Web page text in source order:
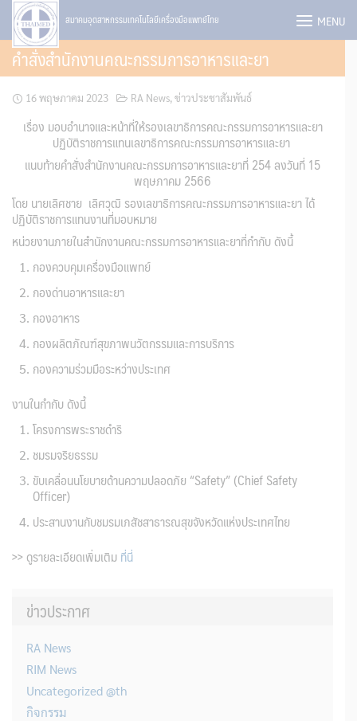
Skip
content
สมาคมอุตสาหกรรมเทคโนโลยีเครื่องมือแพทย์ไทย MENU
คำสั่งสำนักงานคณะกรรมการอาหารและยา
16 พฤษภาคม 2023 RA News, ข่าวประชาสัมพันธ์
เรื่อง มอบอำนาจและหน้าที่ให้รองเลขาธิการคณะกรรมการอาหารและยา
ปฏิบัติราชการแทนเลขาธิการคณะกรรมการอาหารและยา
แนบท้ายคำสั่งสำนักงานคณะกรรมการอาหารและยาที่ 254 ลงวันที่ 15
พฤษภาคม 2566
โดย นายเลิศชาย เลิศวุฒิ รองเลขาธิการคณะกรรมการอาหารและยา ได้
ปฏิบัติราชการแทนงานที่มอบหมาย
หน่วยงานภายในสำนักงานคณะกรรมการอาหารและยาที่กำกับ ดังนี้
กองควบคุมเครื่องมือแพทย์
กองด่านอาหารและยา
กองอาหาร
กองผลิตภัณฑ์สุขภาพนวัตกรรมและการบริการ
กองความร่วมมือระหว่างประเทศ
งานในกำกับ ดังนี้
โครงการพระราชดำริ
ชมรมจริยธรรม
ขับเคลื่อนนโยบายด้านความปลอดภัย “Safety” (Chief Safety
Officer)
ประสานงานกับชมรมเภสัชสาธารณสุขจังหวัดแห่งประเทศไทย
>> ดูรายละเอียดเพิ่มเติมที่นี่
ข่าวประกาศ
RA News
RIM News
Uncategorized @th
กิจกรรม